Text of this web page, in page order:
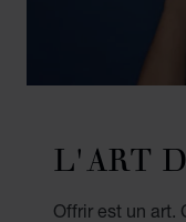
L'ART
Offrir est un art.